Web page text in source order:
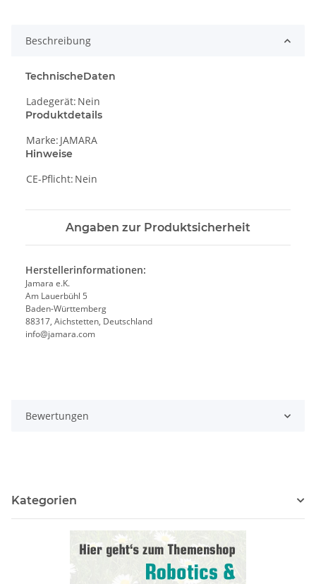
Beschreibung
TechnischeDaten
Ladegerät: Nein
Produktdetails
Marke: JAMARA
Hinweise
CE-Pflicht: Nein
Angaben zur Produktsicherheit
Herstellerinformationen:
Jamara e.K.
Am Lauerbühl 5
Baden-Württemberg
88317, Aichstetten, Deutschland
info@jamara.com
Bewertungen
Kategorien